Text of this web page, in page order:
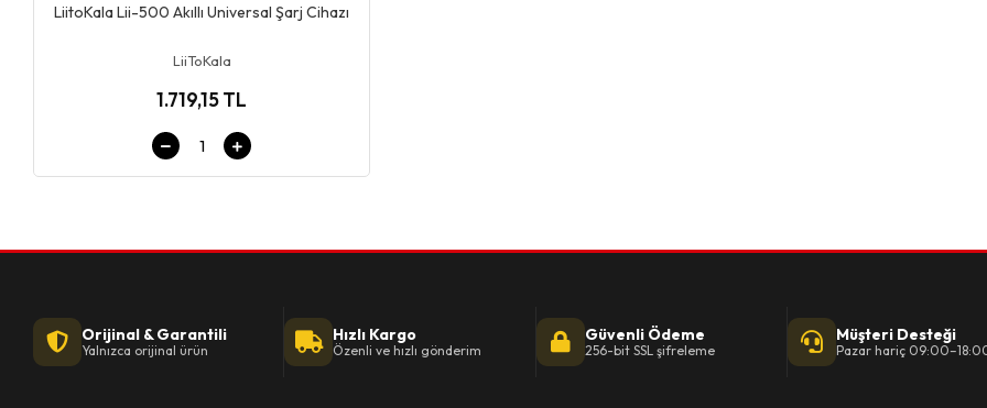
LiitoKala Lii-500 Akıllı Universal Şarj Cihazı
LiiToKala
1.719,15 TL
Orijinal & Garantili
Yalnızca orijinal ürün
Hızlı Kargo
Özenli ve hızlı gönderim
Güvenli Ödeme
256-bit SSL şifreleme
Müşteri Desteği
Pazar hariç